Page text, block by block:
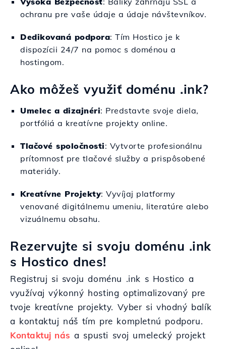
ochranu pre vaše údaje a údaje návštevníkov.
Dedikovaná podpora: Tím Hostico je k
dispozícii 24/7 na pomoc s doménou a
hostingom.
Ako môžeš využiť doménu .ink?
Umelec a dizajnéri: Predstavte svoje diela,
portfóliá a kreatívne projekty online.
Tlačové spoločnosti: Vytvorte profesionálnu
prítomnosť pre tlačové služby a prispôsobené
materiály.
Kreatívne Projekty: Vyvíjaj platformy
venované digitálnemu umeniu, literatúre alebo
vizuálnemu obsahu.
Rezervujte si svoju doménu .ink
s Hostico dnes!
Registruj si svoju doménu .ink s Hostico a
využívaj výkonný hosting optimalizovaný pre
tvoje kreatívne projekty. Vyber si vhodný balík
a kontaktuj náš tím pre kompletnú podporu.
Kontaktuj nás a spusti svoj umelecký projekt